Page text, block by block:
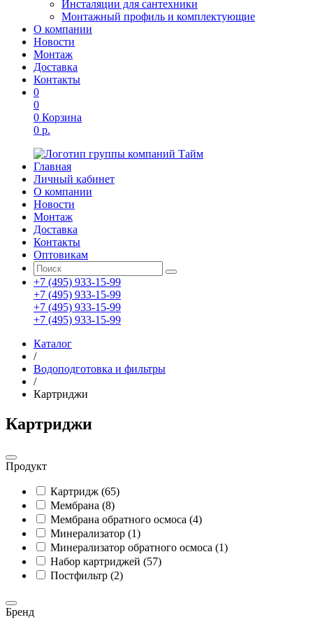
Инсталяции для сантехники
Монтажный профиль и комплектующие
О компании
Новости
Монтаж
Доставка
Контакты
0
0
0 Корзина
0 р.
Главная
Личный кабинет
О компании
Новости
Монтаж
Доставка
Контакты
Оптовикам
+7 (495) 933-15-99
+7 (495) 933-15-99
+7 (495) 933-15-99
+7 (495) 933-15-99
Каталог
/
Водоподготовка и фильтры
/
Картриджи
Картриджи
Продукт
Картридж (65)
Мембрана (8)
Мембрана обратного осмоса (4)
Минерализатор (1)
Минерализатор обратного осмоса (1)
Набор картриджей (57)
Постфильтр (2)
Бренд